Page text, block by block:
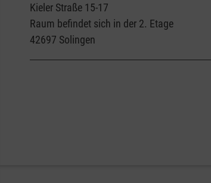
Kieler Straße 15-17
Raum befindet sich in der 2. Etage
42697 Solingen